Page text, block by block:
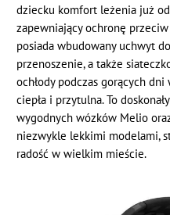
dziecku komfort leżenia już
zapewniający ochronę
posiada wbudowany uchwyt
przenoszenie, a także
ochłody podczas gorących
ciepła i przytulna. To
wygodnych wózków Melio
niezwykle lekkimi modelami,
radość w wielkim mieście.